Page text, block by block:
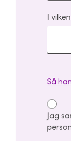
I
Så
Jag